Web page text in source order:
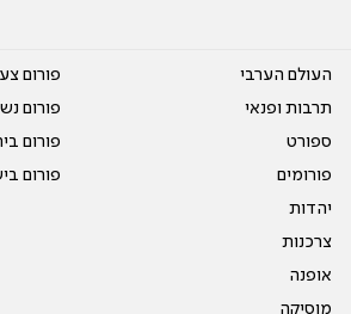
העולם הערבי
תרבות ופנאי
ספורט
פורומים
יהדות
צרכנות
אופנה
מוסיקה
פורום
פורום
פורום
פורום